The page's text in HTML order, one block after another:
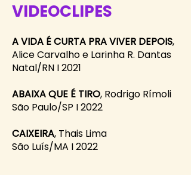
VIDEOCLIPES
A VIDA É CURTA PRA VIVER DEPOIS,
Alice Carvalho e Larinha R. Dantas
Natal/RN I 2021
ABAIXA QUE É TIRO, Rodrigo Rímoli
São Paulo/SP I 2022
CAIXEIRA, Thais Lima
São Luís/MA I 2022